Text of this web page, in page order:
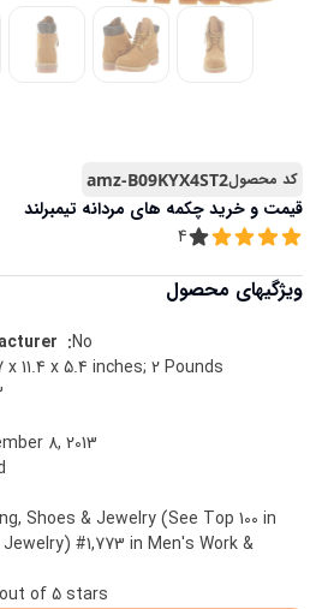
کد محصولamz-B09KYX4ST2
قیمت و خریدچکمه های مردانه تیمبرلند
4
ویژگیهای محصول
:No
x 11.4 x 5.4 inches; 2 Pounds
8, 2013
Shoes & Jewelry (See Top 100 in
#1,773 in Men's Work &
of 5 stars